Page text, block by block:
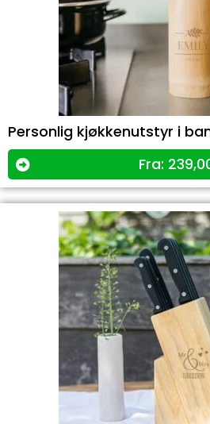
Personlig kjøkkenutstyr i
Fra: